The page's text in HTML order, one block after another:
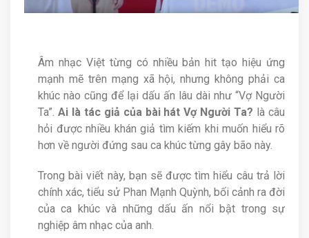
Âm nhạc Việt từng có nhiều bản hit tạo hiệu ứng
mạnh mẽ trên mạng xã hội, nhưng không phải ca
khúc nào cũng để lại dấu ấn lâu dài như “Vợ Người
Ta”. Ai là tác giả của bài hát Vợ Người Ta? là câu
hỏi được nhiều khán giả tìm kiếm khi muốn hiểu rõ
hơn về người đứng sau ca khúc từng gây bão này.
Trong bài viết này, bạn sẽ được tìm hiểu câu trả lời
chính xác, tiểu sử Phan Mạnh Quỳnh, bối cảnh ra đời
của ca khúc và những dấu ấn nổi bật trong sự
nghiệp âm nhạc của anh.